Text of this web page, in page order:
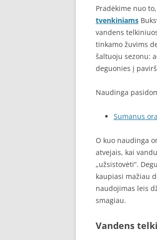
Pradėkime nuo
tvenkiniams
vandens
tinkamo žuvims
šaltuoju sezonu:
deguonies į
Naudinga
Sumanus
O kuo naudinga
atvejais, kai
„užsistovėti“.
kaupiasi mažiau
naudojimas leis
smagiau.
Vandens